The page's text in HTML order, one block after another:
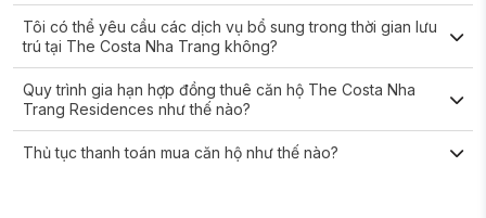
Tôi có thể yêu cầu các dịch vụ bổ sung trong thời gian lưu
trú tại The Costa Nha Trang không?
Quy trình gia hạn hợp đồng thuê căn hộ The Costa Nha
Trang Residences như thế nào?
Thủ tục thanh toán mua căn hộ như thế nào?